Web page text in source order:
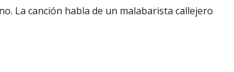
La canción habla de un malabarista callejero